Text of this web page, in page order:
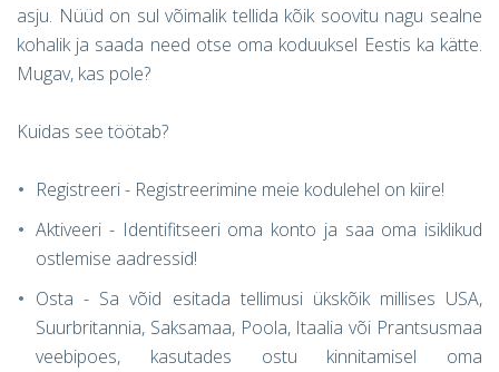
asju. Nüüd on sul võimalik tellida kõik soovitu nagu sealne
kohalik ja saada need otse oma koduuksel Eestis ka kätte.
Mugav, kas pole?
Kuidas see töötab?
Registreeri - Registreerimine meie kodulehel on kiire!
Aktiveeri - Identifitseeri oma konto ja saa oma isiklikud
ostlemise aadressid!
Osta - Sa võid esitada tellimusi ükskõik millises USA,
Suurbritannia, Saksamaa, Poola, Itaalia või Prantsusmaa
veebipoes, kasutades ostu kinnitamisel oma